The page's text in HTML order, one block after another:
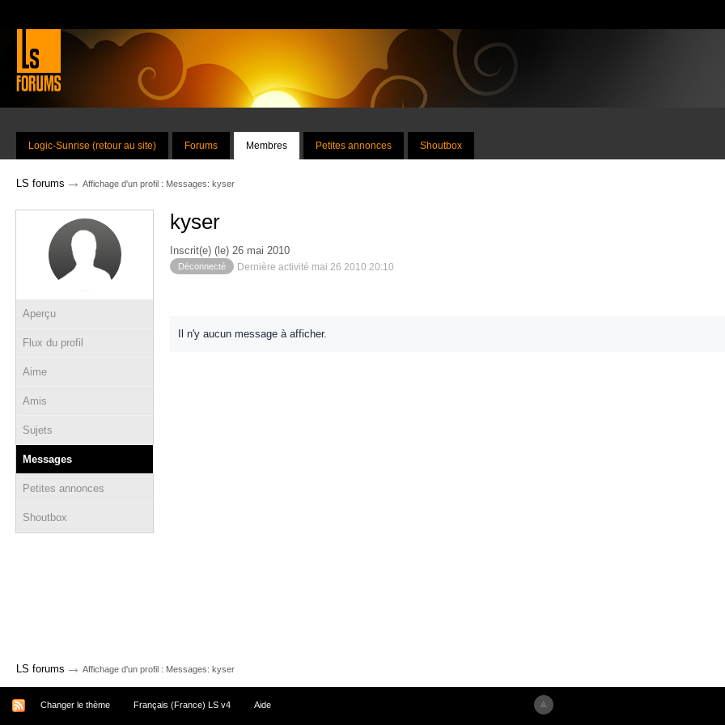
Logic-Sunrise (retour au site) Forums Membres Petites annonces Shoutbox
LS forums → Affichage d'un profil : Messages: kyser
Aperçu
Flux du profil
Aime
Amis
Sujets
Messages
Petites annonces
Shoutbox
kyser
Inscrit(e) (le) 26 mai 2010
Déconnecté Dernière activité mai 26 2010 20:10
Il n'y aucun message à afficher.
LS forums → Affichage d'un profil : Messages: kyser
Changer le thème Français (France) LS v4 Aide